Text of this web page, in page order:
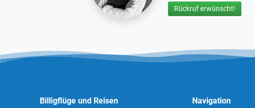
Rückruf erwünscht!
Billigflüge und Reisen Navigation